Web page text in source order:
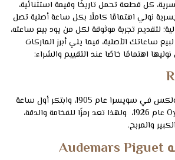
كل قطعة تحمل تاريخًا وقيمة استثنائية،
نولي اهتمامًا كاملًا بكل ساعة أصلية تصل
لتقديم تجربة موثوقة لكل من يود بيع ساعته،
ساعاتك الأصلية، فيما يلي أبرز الماركات
اهتمامًا خاصًا عند التقييم والشراء:
أسسها هانز ويلزدورف رولكس في سويسرا عام 1905، وابتكر أول ساعة
مقاومة للماء باسم Oyster عام 1926، ولهذا تعد رمزًا للفخامة والدقة،
والمربح.